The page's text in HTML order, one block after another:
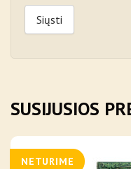
Siųsti
SUSIJUSIOS
NETURIME